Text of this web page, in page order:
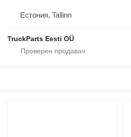
Естония, Tallinn
TruckParts Eesti OÜ